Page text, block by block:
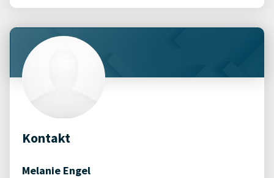
Kontakt
Melanie Engel